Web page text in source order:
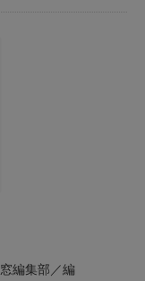
編集部／編